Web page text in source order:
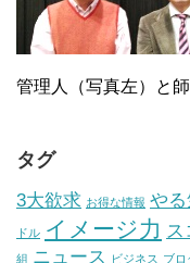
管理人（写真左）と師
タグ
3大欲求 お得な情報 や
ドル イメージ力
組 ニュース ビジネス ブロ